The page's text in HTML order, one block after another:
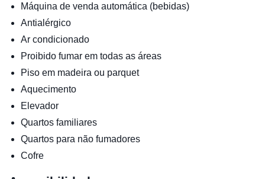
Máquina de venda automática (bebidas)
Antialérgico
Ar condicionado
Proibido fumar em todas as áreas
Piso em madeira ou parquet
Aquecimento
Elevador
Quartos familiares
Quartos para não fumadores
Cofre